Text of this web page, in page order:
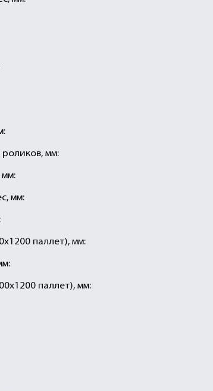
мм:
мм:
паллет), мм:
паллет), мм: